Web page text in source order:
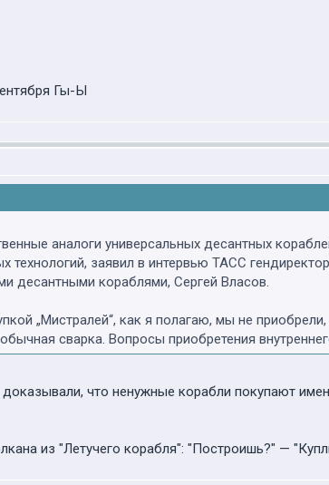
Гы-Ы
аналоги универсальных десантных
технологий, заявил в интервью ТАСС
десантными кораблями, Сергей Власов.
„Мистралей“, как я полагаю, мы не
сварка. Вопросы приобретения
что ненужные корабли покупают
из "Летучего корабля": "Построишь?" —